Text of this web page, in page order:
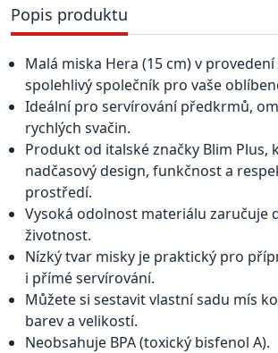
Popis produktu
Malá miska Hera (15 cm) v
spolehlivý společník pro vaše
Ideální pro servírování předkrmů,
rychlých svačin.
Produkt od italské značky Blim Plus,
nadčasový design, funkčnost a
prostředí.
Vysoká odolnost materiálu zaručuje
životnost.
Nízký tvar misky je praktický pro
i přímé servírování.
Můžete si sestavit vlastní sadu mís
barev a velikostí.
Neobsahuje BPA (toxický bisfenol A).